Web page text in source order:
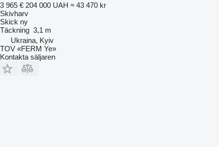
3 965 € 204 000 UAH ≈ 43 470 kr
Skivharv
Skick ny
Täckning 3,1 m
Ukraina, Kyiv
TOV «FERM Ye»
Kontakta säljaren